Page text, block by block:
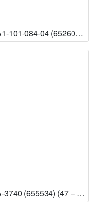
A1-101-084-04 (652603) (13 – Knjižnica HAZU) [Dostupno]
A-3740 (655534) (47 – Odsjek za povijesne znanosti HAZU) [Dostupno]